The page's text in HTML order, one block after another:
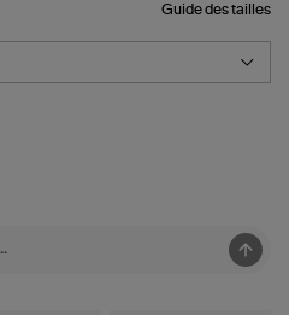
Guide des tailles